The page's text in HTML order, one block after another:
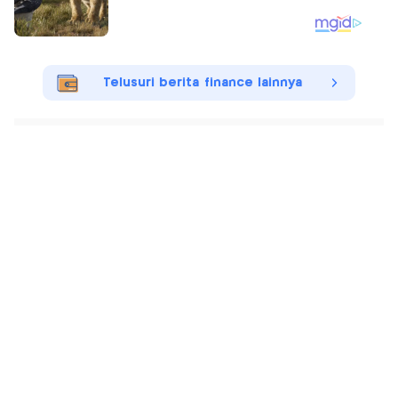
Telusuri berita finance lainnya